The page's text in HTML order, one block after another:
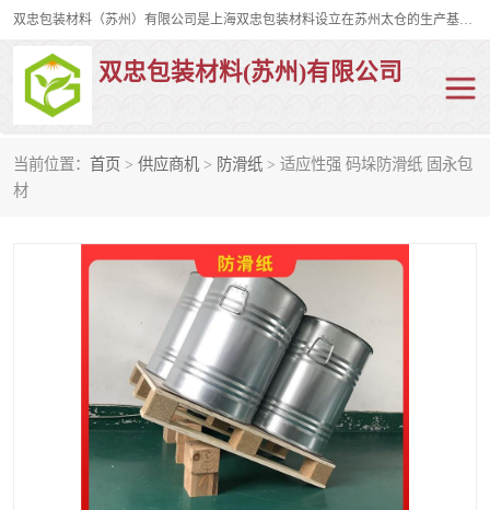
双忠包装材料（苏州）有限公司是上海双忠包装材料设立在苏州太仓的生产基地，占地约2万平米，产品主要有打孔缠绕膜，拉伸蜂窝纸，集装箱充气袋，滑托板，打包带，裹包网兜，防滑纸等箱体和托盘的运输和保护性包材。固永包材®，GooYon Pack®，是我们保护性包装材料的专属品牌。
双忠包装材料(苏州)有限公司
当前位置： 首页 > 供应商机 > 防滑纸 > 适应性强 码垛防滑纸 固永包
材
裹包网兜 纤维打包带
充气袋
缠绕膜
托盘裹包网兜
托盘捆绑带